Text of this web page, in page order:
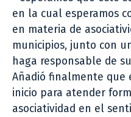
en la cual esperamos
en materia de
municipios, junto con
haga responsable de
Añadió finalmente que
inicio para atender
asociatividad en el